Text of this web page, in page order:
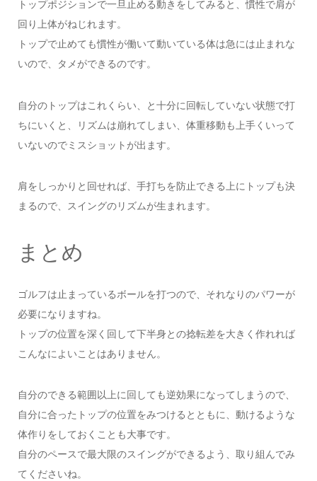
トップポジションで一旦止める動きをしてみると、慣性で肩が
回り上体がねじれます。
トップで止めても慣性が働いて動いている体は急には止まれな
いので、タメができるのです。
自分のトップはこれくらい、と十分に回転していない状態で打
ちにいくと、リズムは崩れてしまい、体重移動も上手くいって
いないのでミスショットが出ます。
肩をしっかりと回せれば、手打ちを防止できる上にトップも決
まるので、スイングのリズムが生まれます。
まとめ
ゴルフは止まっているボールを打つので、それなりのパワーが
必要になりますね。
トップの位置を深く回して下半身との捻転差を大きく作れれば
こんなによいことはありません。
自分のできる範囲以上に回しても逆効果になってしまうので、
自分に合ったトップの位置をみつけるとともに、動けるような
体作りをしておくことも大事です。
自分のペースで最大限のスイングができるよう、取り組んでみ
てくださいね。